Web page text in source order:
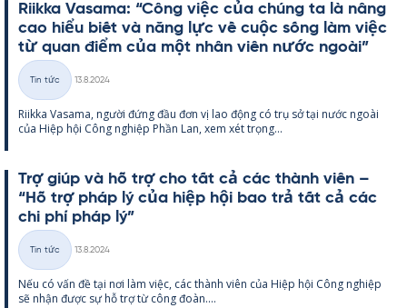
Riikka Va­sama: “Công việc của chúng ta là nâng
cao hiểu biết và năng lực về cuộc sống làm việc
từ quan điểm của một nhân viên nước ngoài”
Thể
loại
Tin tức
13.8.2024
Riikka Va­sama, người đứng đầu đơn vị lao động có trụ sở tại nước ngoài
của Hiệp hội Công ng­hiệp Phần Lan, xem xét trọng...
Trợ giúp và hỗ trợ cho tất cả các thành viên –
“Hỗ trợ pháp lý của hiệp hội bao trả tất cả các
chi phí pháp lý”
Thể
loại
Tin tức
13.8.2024
Nếu có vấn đề tại nơi làm việc, các thành viên của Hiệp hội Công ng­hiệp
sẽ nhận được sự hỗ trợ từ công đoàn....